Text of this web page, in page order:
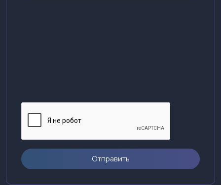
Отправить